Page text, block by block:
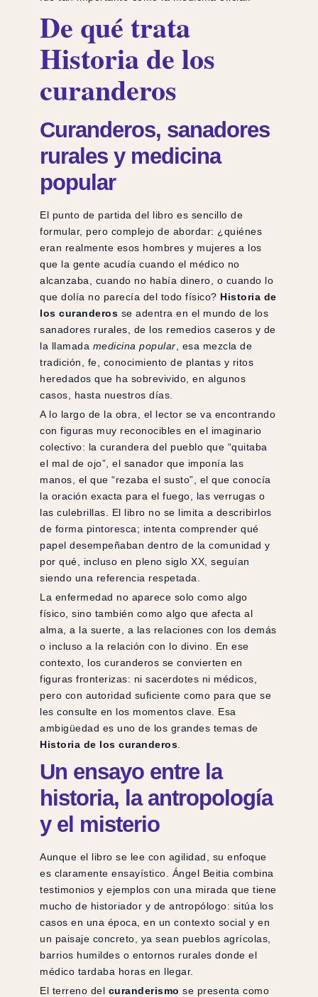
De qué trata
Historia de los
curanderos
Curanderos, sanadores
rurales y medicina
popular
El punto de partida del libro es sencillo de
formular, pero complejo de abordar: ¿quiénes
eran realmente esos hombres y mujeres a los
que la gente acudía cuando el médico no
alcanzaba, cuando no había dinero, o cuando lo
que dolía no parecía del todo físico? Historia de
los curanderos se adentra en el mundo de los
sanadores rurales, de los remedios caseros y de
la llamada medicina popular , esa mezcla de
tradición, fe, conocimiento de plantas y ritos
heredados que ha sobrevivido, en algunos
casos, hasta nuestros días.
A lo largo de la obra, el lector se va encontrando
con figuras muy reconocibles en el imaginario
colectivo: la curandera del pueblo que “quitaba
el mal de ojo”, el sanador que imponía las
manos, el que “rezaba el susto”, el que conocía
la oración exacta para el fuego, las verrugas o
las culebrillas. El libro no se limita a describirlos
de forma pintoresca; intenta comprender qué
papel desempeñaban dentro de la comunidad y
por qué, incluso en pleno siglo XX, seguían
siendo una referencia respetada.
La enfermedad no aparece solo como algo
físico, sino también como algo que afecta al
alma, a la suerte, a las relaciones con los demás
o incluso a la relación con lo divino. En ese
contexto, los curanderos se convierten en
figuras fronterizas: ni sacerdotes ni médicos,
pero con autoridad suficiente como para que se
les consulte en los momentos clave. Esa
ambigüedad es uno de los grandes temas de
Historia de los curanderos
Un ensayo entre la
historia, la antropología
y el misterio
Aunque el libro se lee con agilidad, su enfoque
es claramente ensayístico. Ángel Beitia combina
testimonios y ejemplos con una mirada que tiene
mucho de historiador y de antropólogo: sitúa los
casos en una época, en un contexto social y en
un paisaje concreto, ya sean pueblos agrícolas,
barrios humildes o entornos rurales donde el
médico tardaba horas en llegar.
El terreno del curanderismo se presenta como